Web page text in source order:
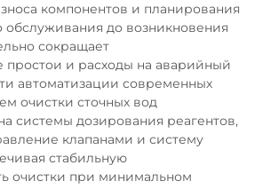
компонентов и планирования
обслуживания до возникновения
сокращает
простои и расходы на аварийный
автоматизации современных
очистки сточных вод
системы дозирования реагентов,
клапанами и систему
стабильную
очистки при минимальном